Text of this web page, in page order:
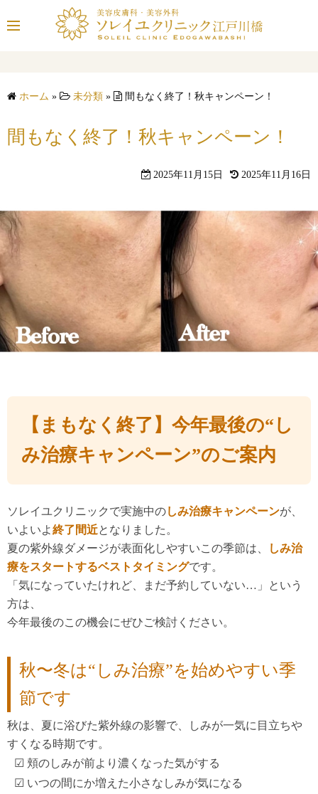
ン
へ
キ
ホーム » 未分類 » 間もなく終了！秋キャンペーン！
間もなく終了！秋キャンペーン！
2025年11月15日 2025年11月16日
【まもなく終了】今年最後の“し
み治療キャンペーン”のご案内
ソレイユクリニックで実施中のしみ治療キャンペーンが、
いよいよ終了間近となりました。
夏の紫外線ダメージが表面化しやすいこの季節は、
しみ治
療をスタートするベストタイミングです。
「気になっていたけれど、まだ予約していない…」という
方は、
今年最後のこの機会にぜひご検討ください。
秋〜冬は“しみ治療”を始めやすい季
節です
秋は、夏に浴びた紫外線の影響で、しみが一気に目立ちや
すくなる時期です。
☑︎ 頬のしみが前より濃くなった気がする
☑︎ いつの間にか増えた小さなしみが気になる